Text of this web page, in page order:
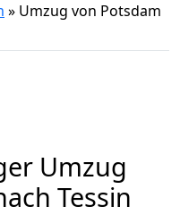
» Umzug von Potsdam
Umzug
Tessin